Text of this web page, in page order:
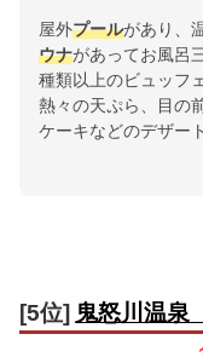
屋外プールがあり、
ウナがあってお風呂
種類以上のビュッフ
熱々の天ぷら、目の
ケーキなどのデザー
[5位] 鬼怒川温